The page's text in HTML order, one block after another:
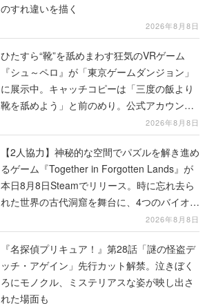
のすれ違いを描く
2026年8月8日
ひたすら“靴”を舐めまわす狂気のVRゲーム
『シュ～ペロ』が「東京ゲームダンジョン」
に展示中。キャッチコピーは「三度の飯より
靴を舐めよう」と前のめり。公式アカウント
も開設され、2026年リリースに向けて開発中
2026年8月8日
【2人協力】神秘的な空間でパズルを解き進め
るゲーム『Together in Forgotten Lands』が
本日8月8日Steamでリリース。時に忘れ去ら
れた世界の古代洞窟を舞台に、4つのバイオー
2026年8月8日
『名探偵プリキュア！』第28話「謎の怪盗デ
ッチ・アゲイン」先行カット解禁。泣きぼく
ろにモノクル、ミステリアスな姿が映し出さ
れた場面も